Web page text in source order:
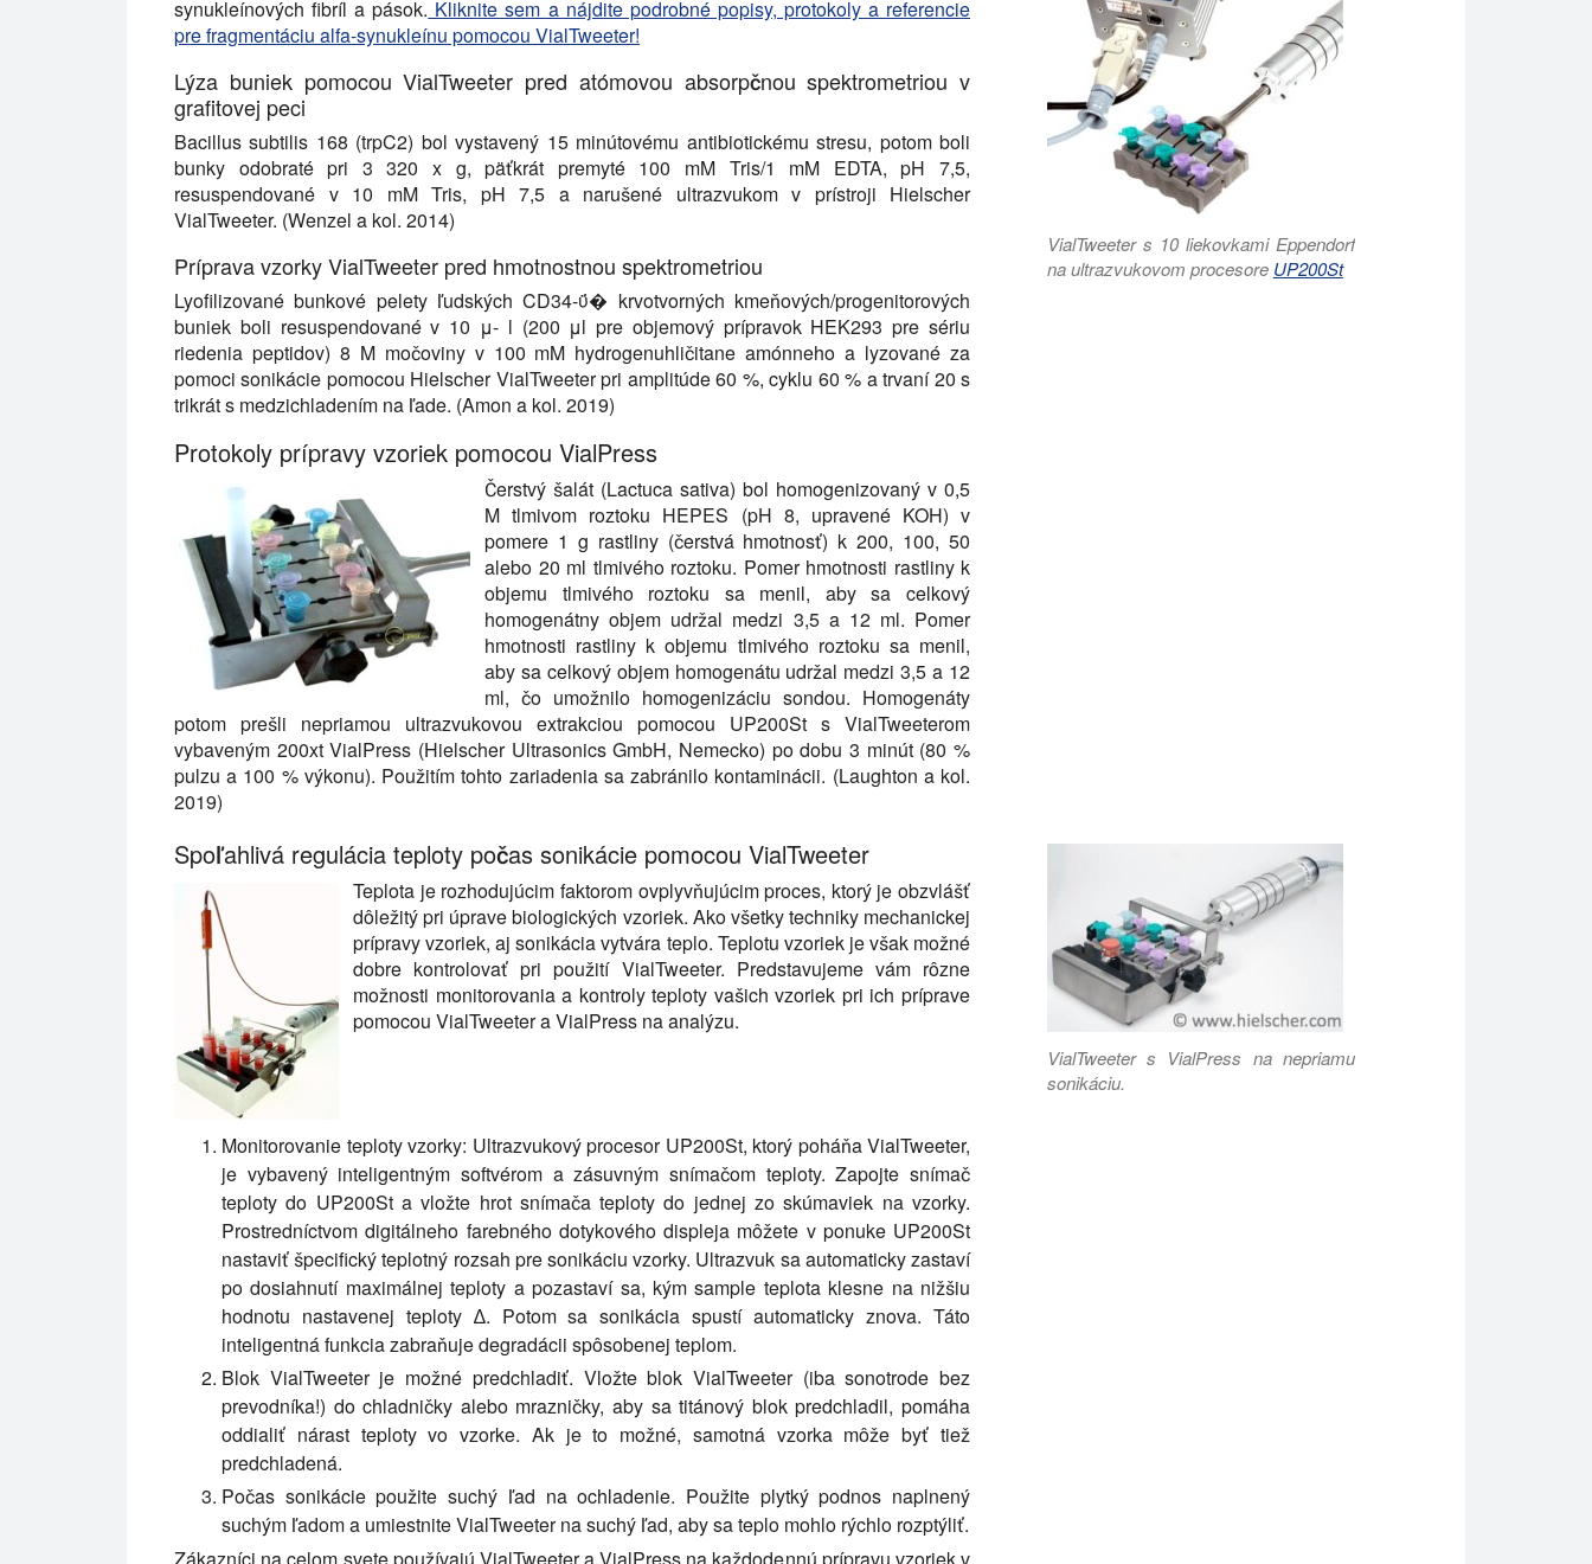
synukleínových fibríl a pások. Kliknite sem a nájdite podrobné popisy, protokoly a referencie
pre fragmentáciu alfa-synukleínu pomocou VialTweeter!
Lýza buniek pomocou VialTweeter pred atómovou absorpčnou spektrometriou v
grafitovej peci
Bacillus subtilis 168 (trpC2) bol vystavený 15 minútovému antibiotickému stresu, potom boli
bunky odobraté pri 3 320 x g, päťkrát premyté 100 mM Tris/1 mM EDTA, pH 7,5,
resuspendované v 10 mM Tris, pH 7,5 a narušené ultrazvukom v prístroji Hielscher
VialTweeter. (Wenzel a kol. 2014)
Príprava vzorky VialTweeter pred hmotnostnou spektrometriou
Lyofilizované bunkové pelety ľudských CD34-ΰ� krvotvorných kmeňových/progenitorových
buniek boli resuspendované v 10 μ- l (200 μl pre objemový prípravok HEK293 pre sériu
riedenia peptidov) 8 M močoviny v 100 mM hydrogenuhličitane amónneho a lyzované za
pomoci sonikácie pomocou Hielscher VialTweeter pri amplitúde 60 %, cyklu 60 % a trvaní 20 s
trikrát s medzichladením na ľade. (Amon a kol. 2019)
Protokoly prípravy vzoriek pomocou VialPress
Čerstvý šalát (Lactuca sativa) bol homogenizovaný v 0,5
M tlmivom roztoku HEPES (pH 8, upravené KOH) v
pomere 1 g rastliny (čerstvá hmotnosť) k 200, 100, 50
alebo 20 ml tlmivého roztoku. Pomer hmotnosti rastliny k
objemu tlmivého roztoku sa menil, aby sa celkový
homogenátny objem udržal medzi 3,5 a 12 ml. Pomer
hmotnosti rastliny k objemu tlmivého roztoku sa menil,
aby sa celkový objem homogenátu udržal medzi 3,5 a 12
ml, čo umožnilo homogenizáciu sondou. Homogenáty
potom prešli nepriamou ultrazvukovou extrakciou pomocou UP200St s VialTweeterom
vybaveným 200xt VialPress (Hielscher Ultrasonics GmbH, Nemecko) po dobu 3 minút (80 %
pulzu a 100 % výkonu). Použitím tohto zariadenia sa zabránilo kontaminácii. (Laughton a kol.
2019)
VialTweeter s 10 liekovkami Eppendorf
na ultrazvukovom procesore UP200St
Spoľahlivá regulácia teploty počas sonikácie pomocou VialTweeter
Teplota je rozhodujúcim faktorom ovplyvňujúcim proces, ktorý je obzvlášť
dôležitý pri úprave biologických vzoriek. Ako všetky techniky mechanickej
prípravy vzoriek, aj sonikácia vytvára teplo. Teplotu vzoriek je však možné
dobre kontrolovať pri použití VialTweeter. Predstavujeme vám rôzne
možnosti monitorovania a kontroly teploty vašich vzoriek pri ich príprave
pomocou VialTweeter a VialPress na analýzu.
Monitorovanie teploty vzorky: Ultrazvukový procesor UP200St, ktorý poháňa VialTweeter,
je vybavený inteligentným softvérom a zásuvným snímačom teploty. Zapojte snímač
teploty do UP200St a vložte hrot snímača teploty do jednej zo skúmaviek na vzorky.
Prostredníctvom digitálneho farebného dotykového displeja môžete v ponuke UP200St
nastaviť špecifický teplotný rozsah pre sonikáciu vzorky. Ultrazvuk sa automaticky zastaví
po dosiahnutí maximálnej teploty a pozastaví sa, kým sample teplota klesne na nižšiu
hodnotu nastavenej teploty ∆. Potom sa sonikácia spustí automaticky znova. Táto
inteligentná funkcia zabraňuje degradácii spôsobenej teplom.
Blok VialTweeter je možné predchladiť. Vložte blok VialTweeter (iba sonotrode bez
prevodníka!) do chladničky alebo mrazničky, aby sa titánový blok predchladil, pomáha
oddialiť nárast teploty vo vzorke. Ak je to možné, samotná vzorka môže byť tiež
predchladená.
Počas sonikácie použite suchý ľad na ochladenie. Použite plytký podnos naplnený
suchým ľadom a umiestnite VialTweeter na suchý ľad, aby sa teplo mohlo rýchlo rozptýliť.
Zákazníci na celom svete používajú VialTweeter a VialPress na každodennú prípravu vzoriek v
VialTweeter s VialPress na nepriamu
sonikáciu.